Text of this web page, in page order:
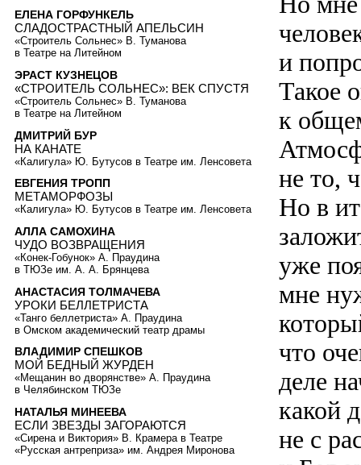
и
Такое
к
не то,
Но в
уже
мне
что
деле
какой
не с
ЕЛЕНА ГОРФУНКЕЛЬ
СЛАДОСТРАСТНЫЙ АПЕЛЬСИН
«Строитель Сольнес» В. Туманова
в Театре на Литейном
ЭРАСТ КУЗНЕЦОВ
«СТРОИТЕЛЬ СОЛЬНЕС»: ВЕК СПУСТЯ
«Строитель Сольнес» В. Туманова
в Театре на Литейном
ДМИТРИЙ БУР
НА КАНАТЕ
«Калигула» Ю. Бутусов в Театре им. Ленсовета
ЕВГЕНИЯ ТРОПП
МЕТАМОРФОЗЫ
«Калигула» Ю. Бутусов в Театре им. Ленсовета
АЛЛА САМОХИНА
ЧУДО ВОЗВРАЩЕНИЯ
«Конек-Гобунок» А. Праудина
в ТЮЗе им. А. А. Брянцева
АНАСТАСИЯ ТОЛМАЧЕВА
УРОКИ БЕЛЛЕТРИСТА
«Танго беллетриста» А. Праудина
в Омском академический театр драмы
ВЛАДИМИР СПЕШКОВ
МОЙ БЕДНЫЙ ЖУРДЕН
«Мещанин во дворянстве» А. Праудина
в Челябинском ТЮЗе
НАТАЛЬЯ МИНЕЕВА
ЕСЛИ ЗВЕЗДЫ ЗАГОРАЮТСЯ
«Сирена и Виктория» В. Крамера в Театре
«Русская антреприза» им. Андрея Миронова